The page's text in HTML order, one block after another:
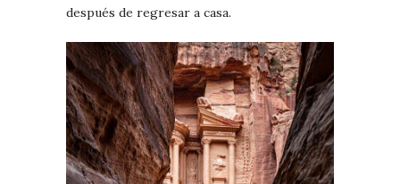
después de regresar a casa.